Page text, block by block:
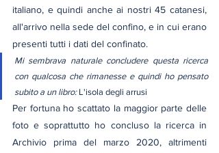
italiano, e quindi anche ai nostri 45 catanesi,
all'arrivo nella sede del confino, e in cui erano
presenti tutti i dati del confinato.
Mi sembrava naturale concludere questa ricerca
con qualcosa che rimanesse e quindi ho pensato
subito a un libro: L'isola degli arrusi
Per fortuna ho scattato la maggior parte delle
foto e soprattutto ho concluso la ricerca in
Archivio prima del marzo 2020, altrimenti